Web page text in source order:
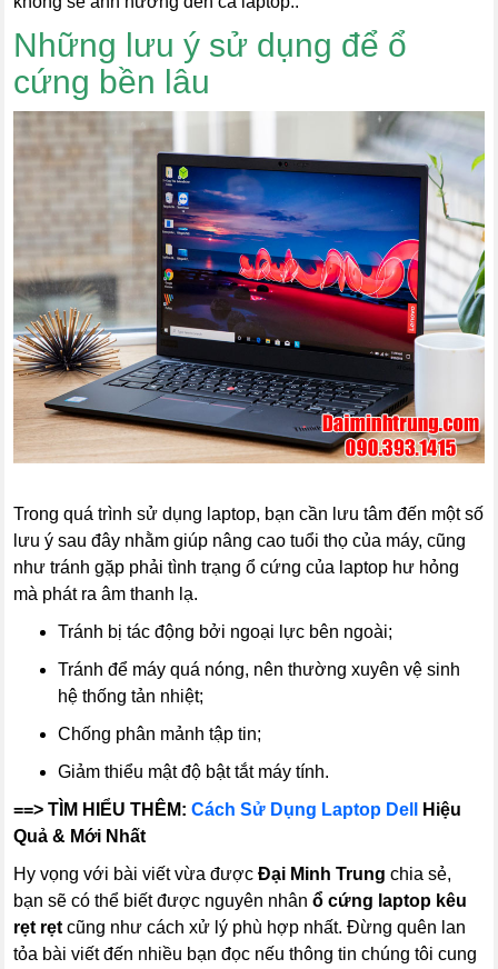
Những lưu ý sử dụng để ổ
cứng bền lâu
Trong quá trình sử dụng laptop, bạn cần lưu tâm đến một số
lưu ý sau đây nhằm giúp nâng cao tuổi thọ của máy, cũng
như tránh gặp phải tình trạng ổ cứng của laptop hư hỏng
mà phát ra âm thanh lạ.
Tránh bị tác động bởi ngoại lực bên ngoài;
Tránh để máy quá nóng, nên thường xuyên vệ sinh
hệ thống tản nhiệt;
Chống phân mảnh tập tin;
Giảm thiểu mật độ bật tắt máy tính.
==> TÌM HIỂU THÊM:Cách Sử Dụng Laptop Dell
Hiệu
Quả & Mới Nhất
Hy vọng với bài viết vừa đượcĐại Minh Trung chia sẻ,
bạn sẽ có thể biết được nguyên nhânổ cứng laptop kêu
rẹt rẹt cũng như cách xử lý phù hợp nhất. Đừng quên lan
tỏa bài viết đến nhiều bạn đọc nếu thông tin chúng tôi cung